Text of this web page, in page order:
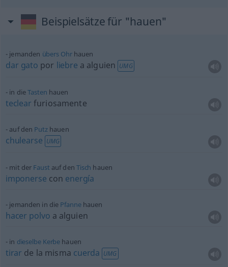
Beispielsätze für "hauen"
jemanden übers Ohrhauen
dar gato por liebre a alguien UMG
in dieTasten hauen
teclear furiosamente
auf den Putzhauen
chulearse UMG
mit der Faust auf den Tisch hauen
imponerse con energía
jemanden in die Pfannehauen
hacer polvo a alguien
in dieselbe Kerbe hauen
tirar de la misma cuerda UMG